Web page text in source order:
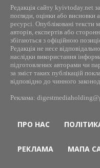
Редакція сайту kyivtoday.net
погляди, оцінки або висновки
ресурсі. Опубліковані
авторів, експертів або
збігаються з офіційною
Редакція не несе
наслідки використання
підготовлених авторами чи
за зміст таких публікацій
відповідно до чинного
Реклама:
ПРО НАС
РЕКЛАМА МАПА